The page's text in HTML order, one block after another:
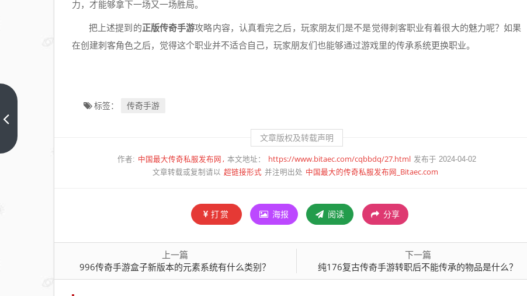
力，才能够拿下一场又一场胜局。
把上述提到的正版传奇手游攻略内容，认真看完之后，玩家朋友们是不是觉得刺客职业有着很大的魅力呢？如果
在创建刺客角色之后，觉得这个职业并不适合自己，玩家朋友们也能够通过游戏里的传承系统更换职业。
标签： 传奇手游
文章版权及转载声明
作者: 中国最大传奇私服发布网 本文地址： https://www.bitaec.com/cqbbdq/27.html 发布于 2024-04-02
文章转载或复制请以 超链接形式 并注明出处 中国最大的传奇私服发布网_Bitaec.com
打赏 海报 阅读 分享
上一篇
996传奇手游盒子新版本的元素系统有什么类别？
下一篇
纯176复古传奇手游转职后不能传承的物品是什么？